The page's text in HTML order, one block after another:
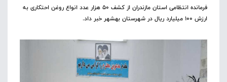
فرمانده انتظامی استان مازندران از کشف ۵۰ هزار عدد انواع روغن احتکاری به
ارزش ۱۰۰ میلیارد ریال در شهرستان بهشهر خبر داد.